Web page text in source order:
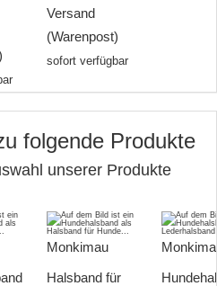
Versand
(Warenpost)
sofort verfügbar
folgende Produkte
unserer Produkte
Monkimau
Halsband für